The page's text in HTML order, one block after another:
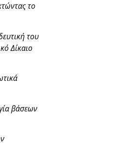
το
του
Δίκαιο
βάσεων